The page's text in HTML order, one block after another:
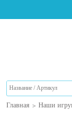
Главная > Наши